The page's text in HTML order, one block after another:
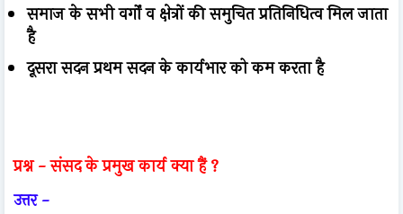
समाज के सभी वर्गों व क्षेत्रों की समुचित प्रतिनिधित्व मिल जाता
है
दूसरा सदन प्रथम सदन के कार्यभार को कम करता है
प्रश्न -संसद के प्रमुख कार्य क्या हैं ?
उत्तर -